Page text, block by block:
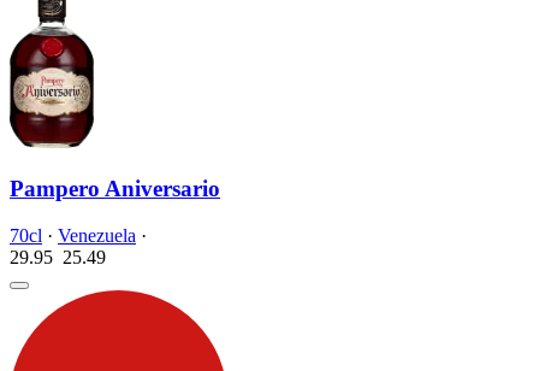
Pampero Aniversario
70cl · Venezuela ·
29.95 25.49